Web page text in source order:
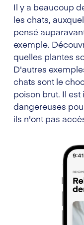
Il y a beaucoup
les chats,
pensé
exemple.
quelles plantes
D'autres
chats sont le
poison brut. Il
dangereuses
ils n'ont pas